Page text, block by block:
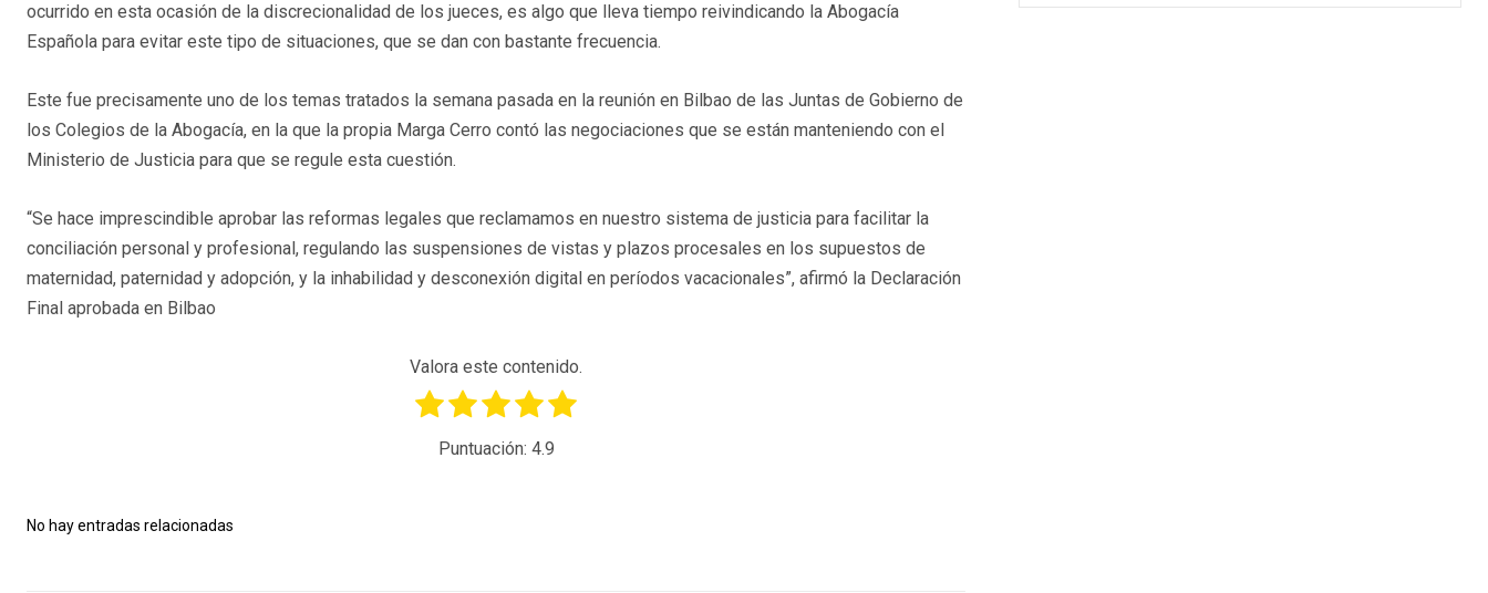
ocurrido en esta ocasión de la discrecionalidad de los jueces, es algo que lleva tiempo reivindicando la Abogacía
Española para evitar este tipo de situaciones, que se dan con bastante frecuencia.
Este fue precisamente uno de los temas tratados la semana pasada en la reunión en Bilbao de las Juntas de Gobierno de
los Colegios de la Abogacía, en la que la propia Marga Cerro contó las negociaciones que se están manteniendo con el
Ministerio de Justicia para que se regule esta cuestión.
“Se hace imprescindible aprobar las reformas legales que reclamamos en nuestro sistema de justicia para facilitar la
conciliación personal y profesional, regulando las suspensiones de vistas y plazos procesales en los supuestos de
maternidad, paternidad y adopción, y la inhabilidad y desconexión digital en períodos vacacionales”, afirmó la Declaración
Final aprobada en Bilbao
Valora este contenido.
Puntuación: 4.9
No hay entradas relacionadas